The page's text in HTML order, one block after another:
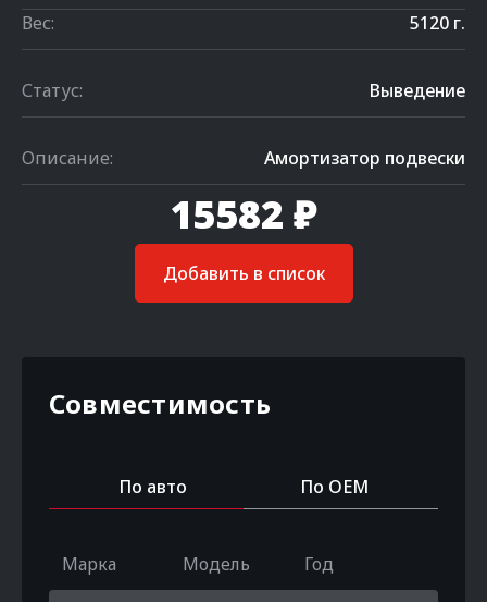
Вес:
5120 г.
Статус: Выведение
Описание: Амортизатор подвески
15582 ₽
Добавить в список
Совместимость
По авто По OEM
Марка Модель Год